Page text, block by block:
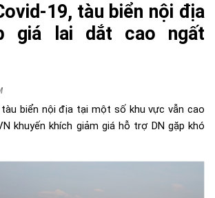
19, tàu biển nội địa
giá lai dắt cao ngất
biển nội địa tại một số khu vực vẫn cao
khuyến khích giảm giá hỗ trợ DN gặp khó